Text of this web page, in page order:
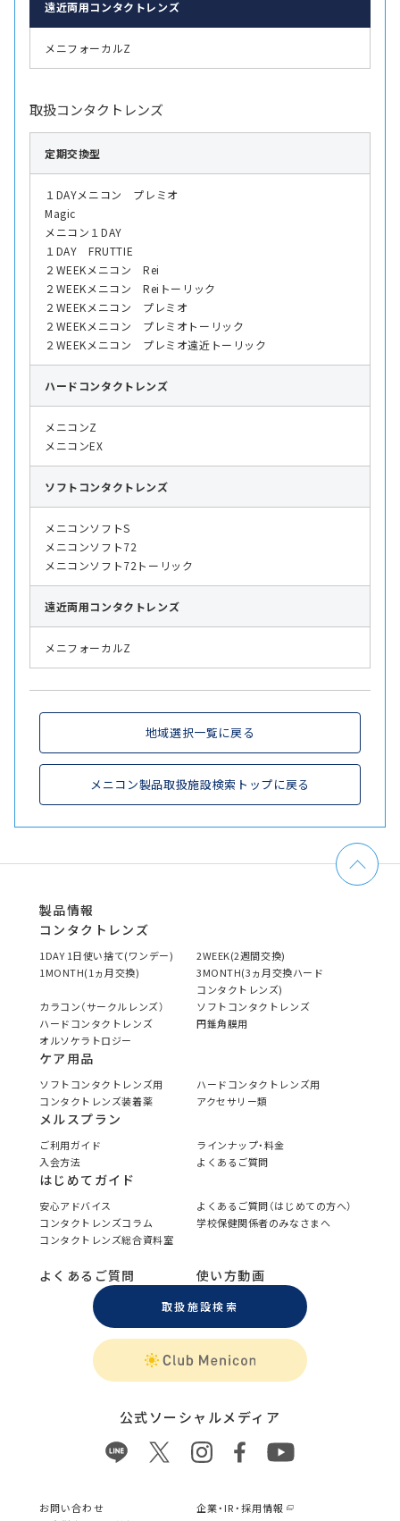
遠近両用コンタクトレンズ
メニフォーカルZ
取扱コンタクトレンズ
定期交換型
１DAYメニコン プレミオ
Magic
メニコン１DAY
１DAY FRUTTIE
２WEEKメニコン Rei
２WEEKメニコン Reiトーリック
２WEEKメニコン プレミオ
２WEEKメニコン プレミオトーリック
２WEEKメニコン プレミオ遠近トーリック
ハード コンタクトレンズ
メニコンZ
メニコンEX
ソフト コンタクトレンズ
メニコンソフトS
メニコンソフト72
メニコンソフト72トーリック
遠近両用コンタクトレンズ
メニフォーカルZ
地域選択一覧に戻る
メニコン製品取扱施設検索トップに戻る
製品情報
コンタクトレンズ
1DAY 1日使い捨て(ワンデー)
2WEEK(2週間交換)
1MONTH(1ヵ月交換)
3MONTH(3ヵ月交換ハード
コンタクトレンズ)
カラコン（サークルレンズ）
ソフトコンタクトレンズ
ハードコンタクトレンズ
円錐角膜用
オルソケラトロジー
ケア用品
ソフトコンタクトレンズ用
ハードコンタクトレンズ用
コンタクトレンズ装着薬
アクセサリー類
メルスプラン
ご利用ガイド
ラインナップ・料金
入会方法
よくあるご質問
はじめてガイド
安心アドバイス
よくあるご質問（はじめての方へ）
コンタクトレンズコラム
学校保健関係者のみなさまへ
コンタクトレンズ総合資料室
よくあるご質問 使い方動画
取扱施設検索
公式ソーシャルメディア
お問い合わせ
企業・IR・採用情報